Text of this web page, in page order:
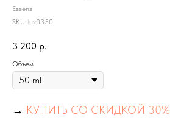
Essens
SKU: lux0350
3 200 р.
Объем
→ КУПИТЬ СО СКИДКОЙ 30%